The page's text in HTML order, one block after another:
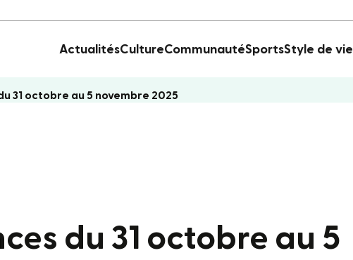
ActualitésCultureCommunautéSportsStyle de vie
31 octobre au 5 novembre 2025
du 31 octobre au 5